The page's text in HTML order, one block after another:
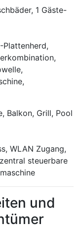
1 Gäste-
Plattenherd,
Balkon, Grill, Pool
WLAN Zugang,
steuerbare
und